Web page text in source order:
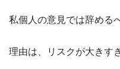
私個人の意見では辞める
理由は、リスクが大きす